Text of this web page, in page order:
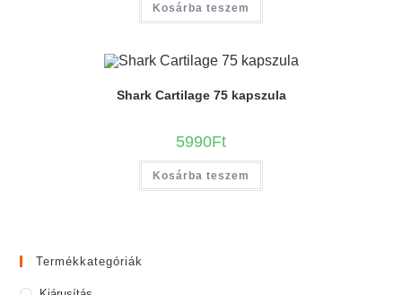
Kosárba teszem
Shark Cartilage 75 kapszula
5990Ft
Kosárba teszem
Termékkategóriák